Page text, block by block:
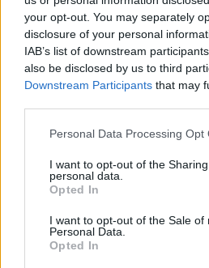
your opt-out. You may separately
disclosure of your personal
IAB’s list of downstream
also be disclosed by us to third
Downstream Participants that may
Personal Data Processing Opt
I want to opt-out of the
personal data.
Opted In
I want to opt-out of the Sale of
Personal Data.
Opted In
Nudeln kochen
Leicht
Nudeln mit Putenbrust
Leicht
Nudeln mit Sojasprossen
Leicht
Yakisoba Nudeln